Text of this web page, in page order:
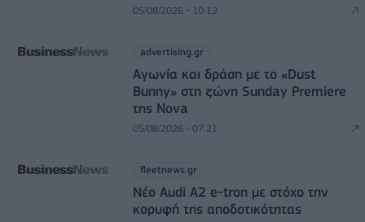
05/08/2026 - 10:12
advertising.gr
Αγωνία και δράση με το «Dust
Bunny» στη ζώνη Sunday Premiere
της Nova
05/08/2026 - 07:21
fleetnews.gr
Νέο Audi A2 e-tron με στόχο την
κορυφή της αποδοτικότητας